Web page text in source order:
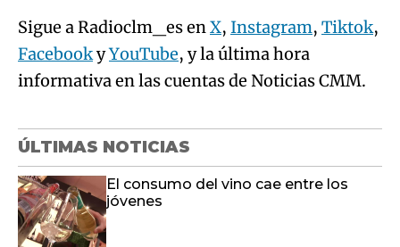
Sigue a Radioclm_es enX, Instagram, Tiktok,
FacebookyYouTube, y la última hora
informativa en las cuentas de Noticias CMM.
ÚLTIMAS NOTICIAS
El consumo del vino cae entre los
jóvenes